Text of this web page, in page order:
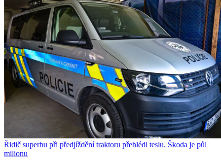
Řidič superbu při předjíždění traktoru přehlédl teslu. Škoda je půl
milionu